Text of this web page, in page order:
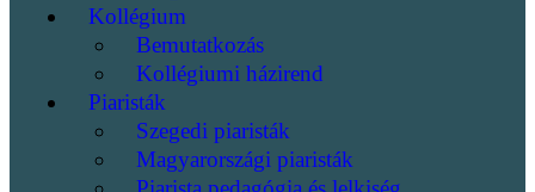
Kollégium
Bemutatkozás
Kollégiumi házirend
Piaristák
Szegedi piaristák
Magyarországi piaristák